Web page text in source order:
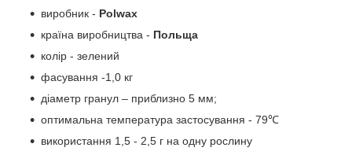
виробник - Polwax
країна виробництва - Польща
колір - зелений
фасування -1,0 кг
діаметр гранул – приблизно 5 мм;
оптимальна температура застосування - 79℃
використання 1,5 - 2,5 г на одну рослину